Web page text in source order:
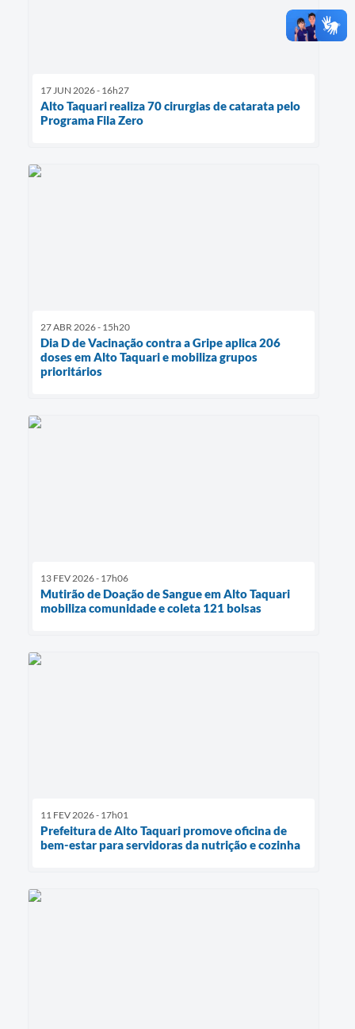
17 JUN 2026 - 16h27
Alto Taquari realiza 70 cirurgias de catarata pelo
Programa Fila Zero
27 ABR 2026 - 15h20
Dia D de Vacinação contra a Gripe aplica 206
doses em Alto Taquari e mobiliza grupos
prioritários
13 FEV 2026 - 17h06
Mutirão de Doação de Sangue em Alto Taquari
mobiliza comunidade e coleta 121 bolsas
11 FEV 2026 - 17h01
Prefeitura de Alto Taquari promove oficina de
bem-estar para servidoras da nutrição e cozinha